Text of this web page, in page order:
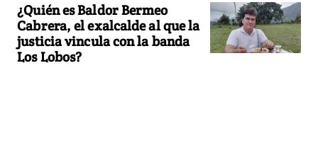
¿Quién es Baldor Bermeo
Cabrera, el exalcalde al que la
justicia vincula con la banda
Los Lobos?